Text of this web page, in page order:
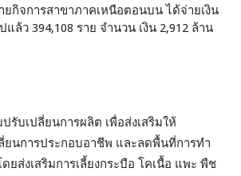
ยกิจการสาขาภาคเหนือตอนบน ได้จ่ายเงิน
ล้ว 394,108 ราย จำนวน เงิน 2,912 ล้าน
ปรับเปลี่ยนการผลิต เพื่อส่งเสริมให้
ยนการประกอบอาชีพ และลดพื้นที่การทำ
ยส่งเสริมการเลี้ยงกระบือ โคเนื้อ แพะ พืช